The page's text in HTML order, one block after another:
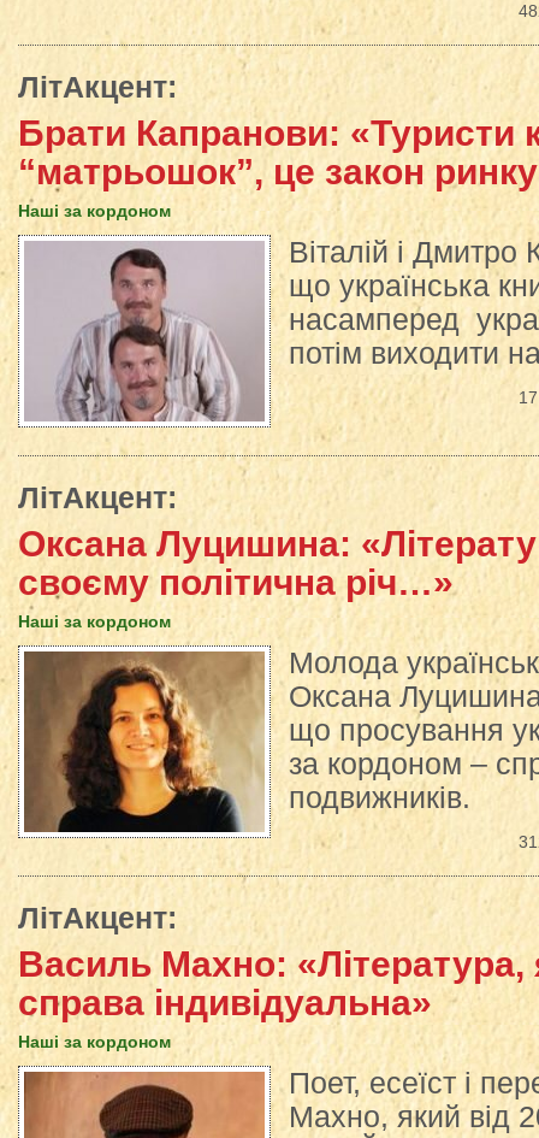
ЛітАкцент:
Брати Капранови: «Туристи
“матрьошок”, це закон
Наші за кордоном
Віталій і
що українська
насамперед
потім виходити
ЛітАкцент:
Оксана Луцишина:
своєму політична річ…»
Наші за кордоном
Молода
Оксана
що просування
за кордоном –
подвижників.
ЛітАкцент:
Василь Махно:
справа індивідуальна»
Наші за кордоном
Поет, есеїст і
Махно, який від